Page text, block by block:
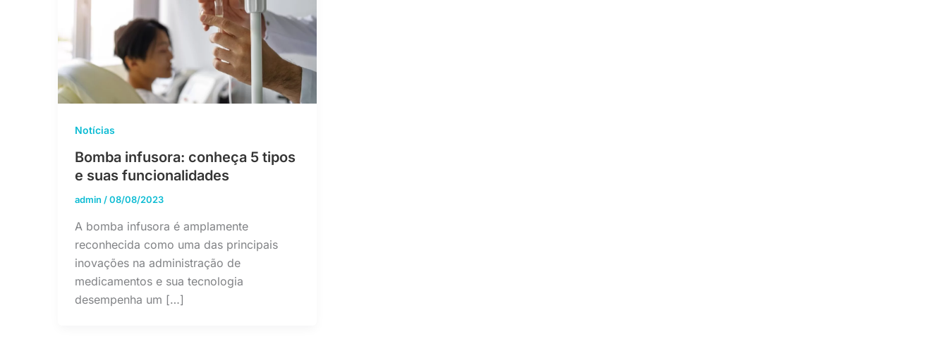
Notícias
Bomba infusora: conheça 5 tipos
e suas funcionalidades
admin /08/08/2023
A bomba infusora é amplamente
reconhecida como uma das principais
inovações na administração de
medicamentos e sua tecnologia
desempenha um […]